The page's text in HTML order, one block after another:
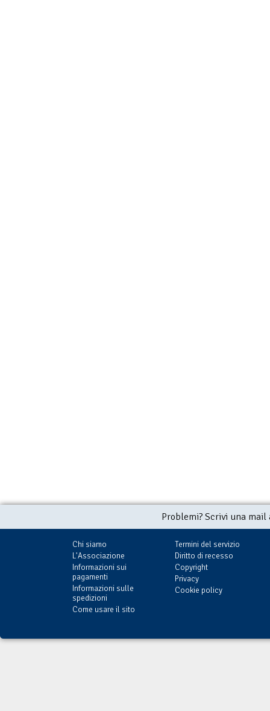
Problemi? Scrivi una
Chi siamo
L'Associazione
Informazioni sui
pagamenti
Informazioni sulle
spedizioni
Come usare il sito
Termini del servizio
Diritto di recesso
Copyright
Privacy
Cookie policy